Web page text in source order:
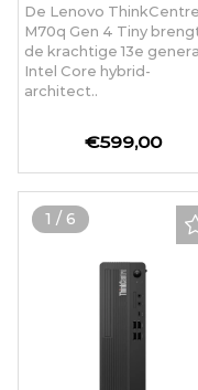
De Lenovo ThinkCentre
M70q Gen 4 Tiny
de krachtige 13e
Intel Core hybrid-
architect..
€599,00
1 / 6